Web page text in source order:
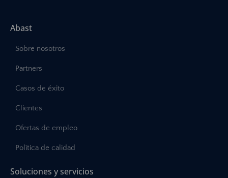
Abast
Sobre nosotros
Partners
Casos de éxito
Clientes
Ofertas de empleo
Política de calidad
Soluciones y servicios